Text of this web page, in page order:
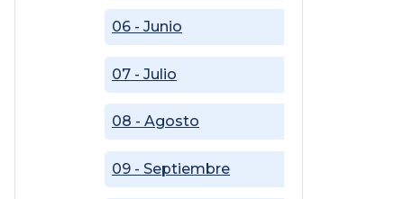
06 - Junio
07 - Julio
08 - Agosto
09 - Septiembre